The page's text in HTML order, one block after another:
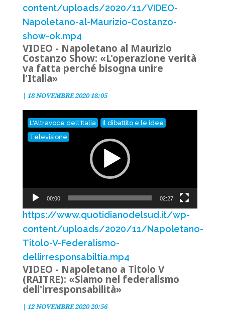
content/uploads/2020/11/VIDEO-
Napoletano-al-Maurizio-Costanzo-
show-ok.mp4
VIDEO - Napoletano al Maurizio
Costanzo Show: «L'operazione verità
va fatta perché bisogna unire
l'Italia»
| 18 NOVEMBRE 2020 18:05
Video
Player
00:00 02:27
https://www.quotidianodelsud.it/wp-
content/uploads/2020/11/Napoletano-
Titolo-V-Federalismo-
dellirresponsabiltia.mp4
L'Altravoce dell'Italia
Il dibattito e le idee
Televisione
VIDEO - Napoletano a Titolo V
(RAITRE): «Siamo nel federalismo
dell'irresponsabilità»
| 12 NOVEMBRE 2020 20:56